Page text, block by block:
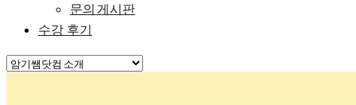
문의 게시판
수강 후기